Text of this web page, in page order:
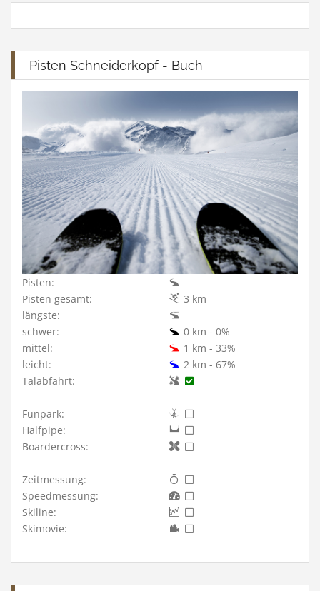
Pisten Schneiderkopf - Buch
Pisten:
Pisten gesamt:
3 km
längste:
schwer:
0 km - 0%
mittel:
1 km - 33%
leicht:
2 km - 67%
Talabfahrt:
Funpark:
Halfpipe:
Boardercross:
Zeitmessung:
Speedmessung:
Skiline:
Skimovie: